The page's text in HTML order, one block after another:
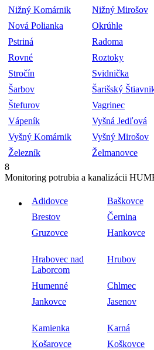
Nižný Komárnik
Nižný Mirošov
Nová Polianka
Okrúhle
Pstriná
Radoma
Rovné
Roztoky
Stročín
Svidnička
Šarbov
Šarišský
Štefurov
Vagrinec
Vápeník
Vyšná Jedľová
Vyšný Komárnik
Vyšný Mirošov
Železník
Želmanovce
8
Monitoring potrubia a kanalizácii
Adidovce Baškovce
Brestov
Černina
Gruzovce
Hankovce
Hrabovec nad
Laborcom
Hrubov
Humenné Chlmec
Jankovce
Jasenov
Kamienka
Karná
Košarovce
Koškovce